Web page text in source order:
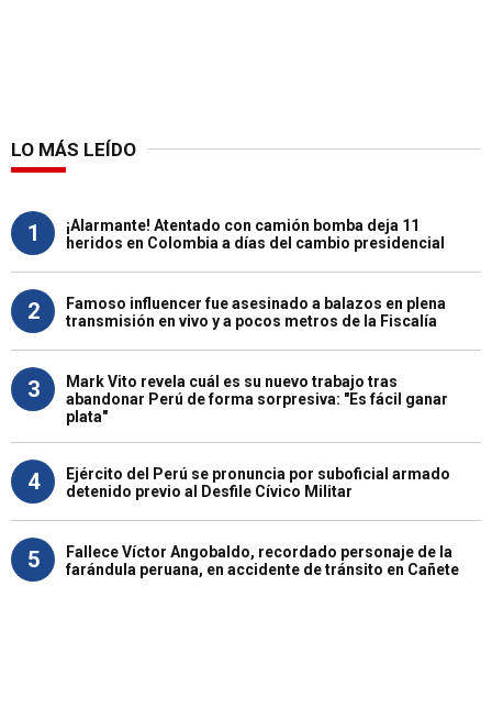
LO MÁS LEÍDO
1
¡Alarmante! Atentado con camión bomba deja 11
heridos en Colombia a días del cambio presidencial
2
Famoso influencer fue asesinado a balazos en plena
transmisión en vivo y a pocos metros de la Fiscalía
3
Mark Vito revela cuál es su nuevo trabajo tras
abandonar Perú de forma sorpresiva: "Es fácil ganar
plata"
4
Ejército del Perú se pronuncia por suboficial armado
detenido previo al Desfile Cívico Militar
5
Fallece Víctor Angobaldo, recordado personaje de la
farándula peruana, en accidente de tránsito en Cañete